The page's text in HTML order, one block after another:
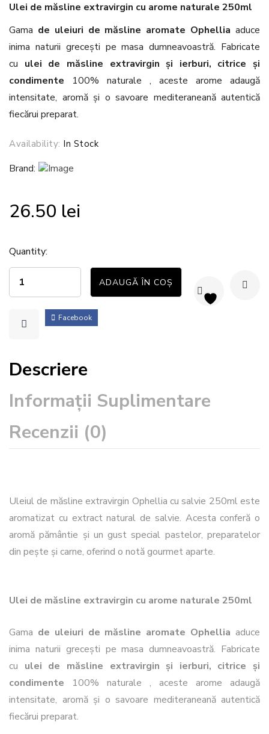
Ulei de măsline extravirgin cu arome naturale 250ml
Gama de uleiuri de măsline aromate Ophellia aduce
inima naturii grecești pe masa dumneavoastră. Fabricate
cu ulei de măsline extravirgin și ierburi, citrice și
condimente 100% naturale , aceste arome adaugă
intensitate, aromă și o savoare mediteraneană autentică
fiecărui preparat.
Availability: In Stock
Brand:
26.50 lei
Quantity:
ADAUGĂ ÎN COȘ
Facebook
Descriere
Informații Suplimentare
Recenzii (0)
Uleiul de măsline extravirgin Ophellia cu salvie 250ml este
aromatizat cu extract natural de salvie. Acesta conferă o
aromă pământie și un gust special pastelor, preparatelor
din pește și carne, oferind o notă gourmet aparte.
Ulei de măsline extravirgin cu arome naturale 250ml
Gama de uleiuri de măsline aromate Ophellia aduce
inima naturii grecești pe masa dumneavoastră. Fabricate
cu ulei de măsline extravirgin și ierburi, citrice și
condimente 100% naturale , aceste arome adaugă
intensitate, aromă și o savoare mediteraneană autentică
fiecărui preparat.